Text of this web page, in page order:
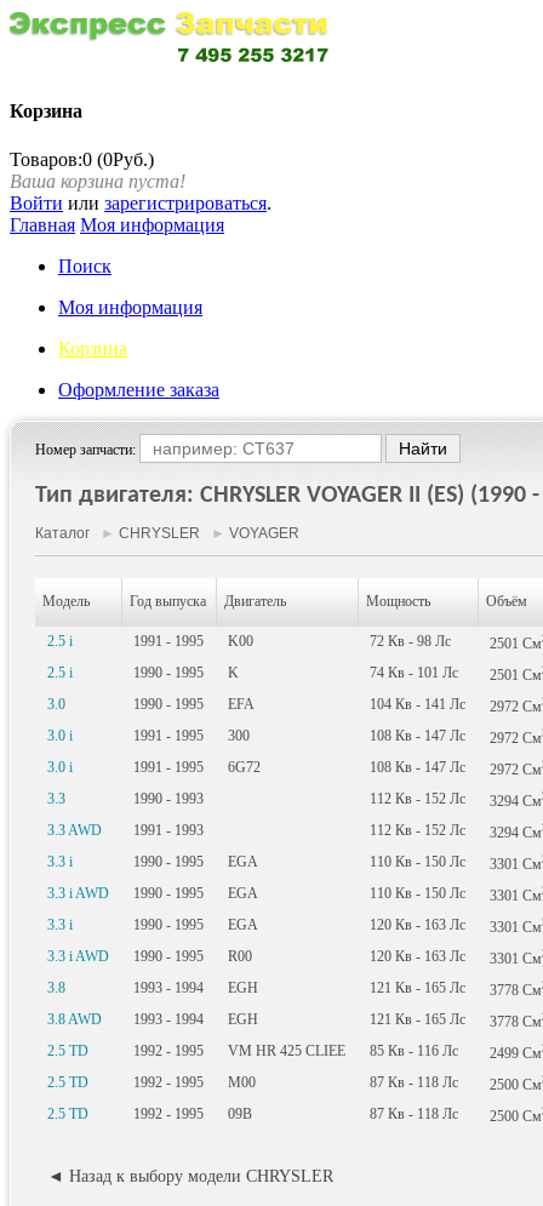
Корзина
Товаров:0 (0Руб.)
Ваша корзина пуста!
Войти или зарегистрироваться.
Главная Моя информация
Поиск
Моя информация
Корзина
Оформление заказа
Номер запчасти:
Тип двигателя: CHRYSLER VOYAGER II (ES) (1990
Каталог ► CHRYSLER ► VOYAGER
Модель Год выпуска Двигатель Мощность Объём
2.5 i 1991 - 1995 K00 72 Кв - 98 Лс 2501 См
2.5 i 1990 - 1995 K 74 Кв - 101 Лс 2501 См
3.0 1990 - 1995 EFA 104 Кв - 141 Лс 2972 См
3.0 i 1991 - 1995 300 108 Кв - 147 Лс 2972 См
3.0 i 1991 - 1995 6G72 108 Кв - 147 Лс 2972 См
3.3 1990 - 1993 112 Кв - 152 Лс 3294 См
3.3 AWD 1991 - 1993 112 Кв - 152 Лс 3294 См
3.3 i 1990 - 1995 EGA 110 Кв - 150 Лс 3301 См
3.3 i AWD 1990 - 1995 EGA 110 Кв - 150 Лс 3301 См
3.3 i 1990 - 1995 EGA 120 Кв - 163 Лс 3301 См
3.3 i AWD 1990 - 1995 R00 120 Кв - 163 Лс 3301 См
3.8 1993 - 1994 EGH 121 Кв - 165 Лс 3778 См
3.8 AWD 1993 - 1994 EGH 121 Кв - 165 Лс 3778 См
2.5 TD 1992 - 1995 VM HR 425 CLIEE 85 Кв - 116 Лс 2499 См
2.5 TD 1992 - 1995 M00 87 Кв - 118 Лс 2500 См
2.5 TD 1992 - 1995 09B 87 Кв - 118 Лс 2500 См
◄ Назад к выбору модели CHRYSLER